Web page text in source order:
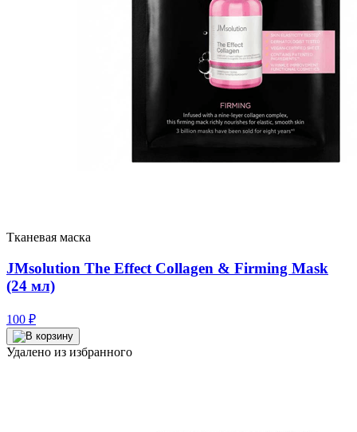
Тканевая маска
JMsolution The Effect Collagen & Firming Mask
(24 мл)
100 ₽
Удалено из избранного